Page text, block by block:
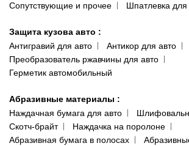
Сопутствующие и прочее
Шпатлевка для
Защита кузова авто :
Антигравий для авто
Антикор для авто
Преобразователь ржавчины для авто
Герметик автомобильный
Абразивные материалы :
Наждачная бумага для авто
Скотч-брайт
Наждачка на поролоне
Абразивная бумага в полосах